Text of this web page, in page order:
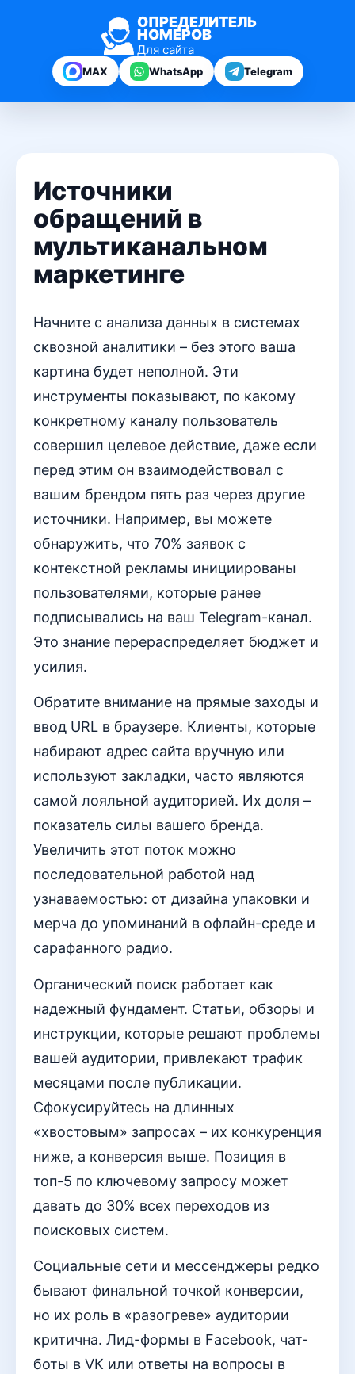
ОПРЕДЕЛИТЕЛЬ
НОМЕРОВ
Для сайта
MAX WhatsApp Telegram
Источники
обращений в
мультиканальном
маркетинге
Начните с анализа данных в системах
сквозной аналитики – без этого ваша
картина будет неполной. Эти
инструменты показывают, по какому
конкретному каналу пользователь
совершил целевое действие, даже если
перед этим он взаимодействовал с
вашим брендом пять раз через другие
источники. Например, вы можете
обнаружить, что 70% заявок с
контекстной рекламы инициированы
пользователями, которые ранее
подписывались на ваш Telegram-канал.
Это знание перераспределяет бюджет и
усилия.
Обратите внимание на прямые заходы и
ввод URL в браузере. Клиенты, которые
набирают адрес сайта вручную или
используют закладки, часто являются
самой лояльной аудиторией. Их доля –
показатель силы вашего бренда.
Увеличить этот поток можно
последовательной работой над
узнаваемостью: от дизайна упаковки и
мерча до упоминаний в офлайн-среде и
сарафанного радио.
Органический поиск работает как
надежный фундамент. Статьи, обзоры и
инструкции, которые решают проблемы
вашей аудитории, привлекают трафик
месяцами после публикации.
Сфокусируйтесь на длинных
«хвостовым» запросах – их конкуренция
ниже, а конверсия выше. Позиция в
топ-5 по ключевому запросу может
давать до 30% всех переходов из
поисковых систем.
Социальные сети и мессенджеры редко
бывают финальной точкой конверсии,
но их роль в «разогреве» аудитории
критична. Лид-формы в Facebook, чат-
боты в VK или ответы на вопросы в